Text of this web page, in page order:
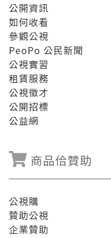
公開資訊
如何收看
參觀公視
PeoPo 公民新聞
公視實習
租賃服務
公視徵才
公開招標
公益網
商品佮贊助
公視購
贊助公視
企業贊助